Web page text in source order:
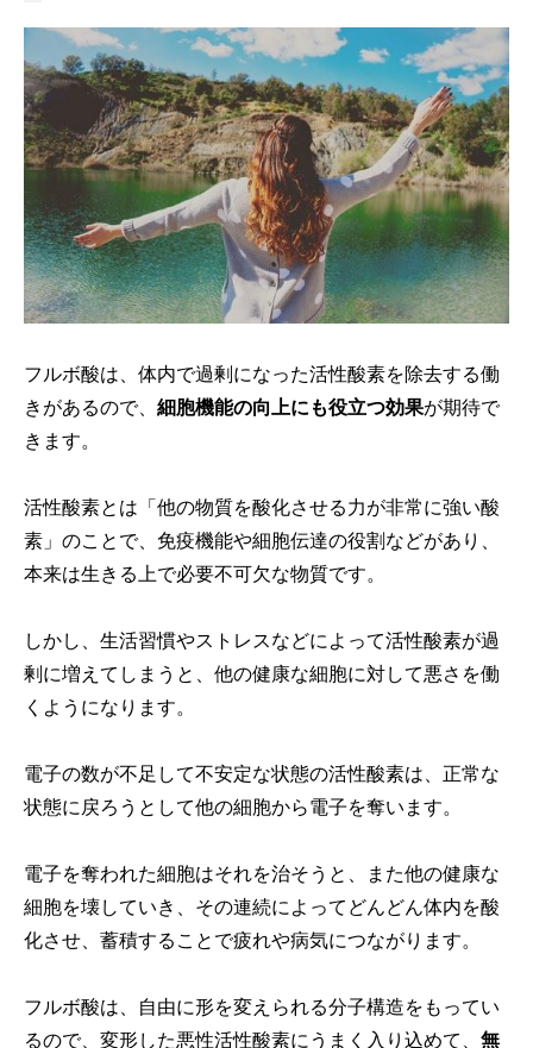
フルボ酸は、体内で過剰になった活性酸素を除去する働
きがあるので、 細胞機能の向上にも役立つ効果が期待で
きます。
活性酸素とは「他の物質を酸化させる力が非常に強い酸
素」のことで、免疫機能や細胞伝達の役割などがあり、
本来は生きる上で必要不可欠な物質です。
しかし、生活習慣やストレスなどによって活性酸素が過
剰に増えてしまうと、他の健康な細胞に対して悪さを働
くようになります。
電子の数が不足して不安定な状態の活性酸素は、正常な
状態に戻ろうとして他の細胞から電子を奪います。
電子を奪われた細胞はそれを治そうと、また他の健康な
細胞を壊していき、その連続によってどんどん体内を酸
化させ、蓄積することで疲れや病気につながります。
フルボ酸は、自由に形を変えられる分子構造をもってい
るので、変形した悪性活性酸素にうまく入り込めて、 無